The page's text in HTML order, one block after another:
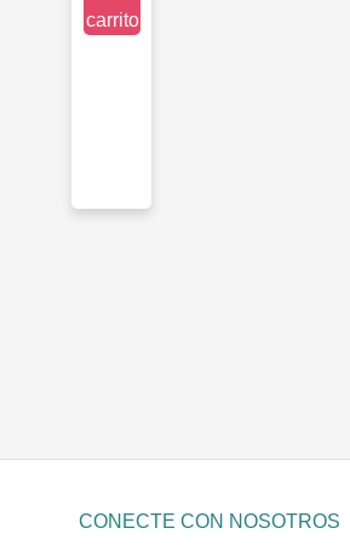
carrito
CONECTE CON NOSOTROS